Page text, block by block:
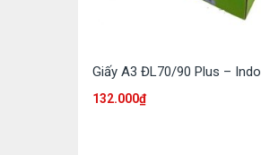
Giấy A3 ĐL70/90 Plus – Indo
132.000₫